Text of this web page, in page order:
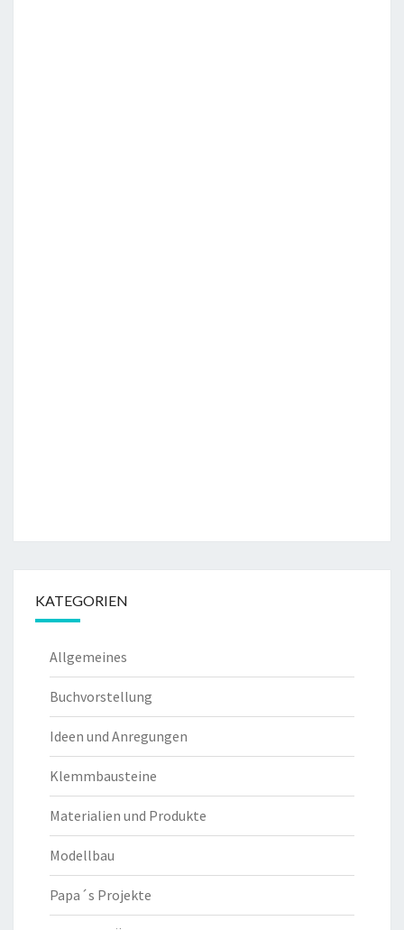
KATEGORIEN
Allgemeines
Buchvorstellung
Ideen und Anregungen
Klemmbausteine
Materialien und Produkte
Modellbau
Papa´s Projekte